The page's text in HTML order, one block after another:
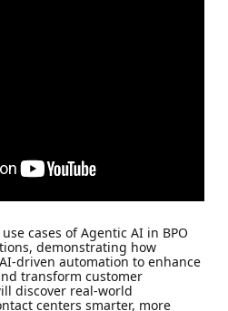
cases of Agentic AI in BPO
demonstrating how
driven automation to enhance
transform customer
discover real-world
centers smarter, more